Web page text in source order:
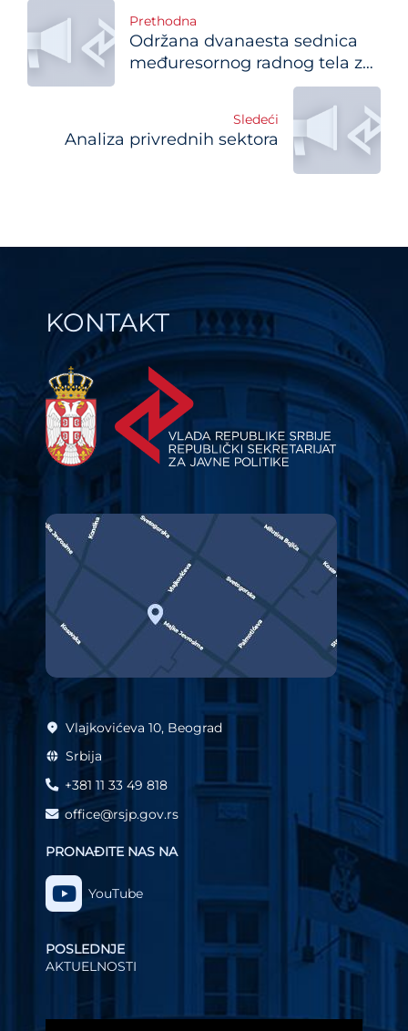
Post
navigation
Prethodna
Održana dvanaesta sednica
međuresornog radnog tela za
Sledeći
Analiza privrednih sektora
KONTAKT
Vlajkovićeva 10, Beograd
Srbija
+381 11 33 49 818
office@rsjp.gov.rs
PRONAĐITE NAS NA
YouTube
POSLEDNJE
AKTUELNOSTI